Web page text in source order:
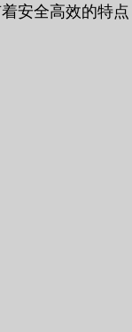
安全高效的特